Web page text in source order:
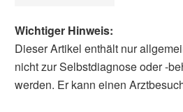
Wichtiger Hinweis:
Dieser Artikel enthält nur
nicht zur Selbstdiagnose oder -
werden. Er kann einen